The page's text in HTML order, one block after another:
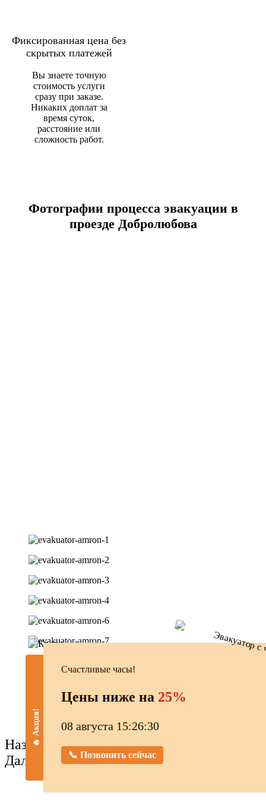
🔥 Акция!
Счастливые часы!
Цены ниже на 25%
08 августа 15:26:31
📞 Позвонить сейчас
Фиксированная цена без
скрытых платежей
Вы знаете точную
стоимость услуги
сразу при заказе.
Никаких доплат за
время суток,
расстояние или
сложность работ.
Фотографии процесса эвакуации в
проезде Добролюбова
Назад
Далее